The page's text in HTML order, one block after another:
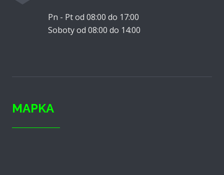
Pn - Pt od 08:00 do 17:00
Soboty od 08:00 do 14:00
MAPKA